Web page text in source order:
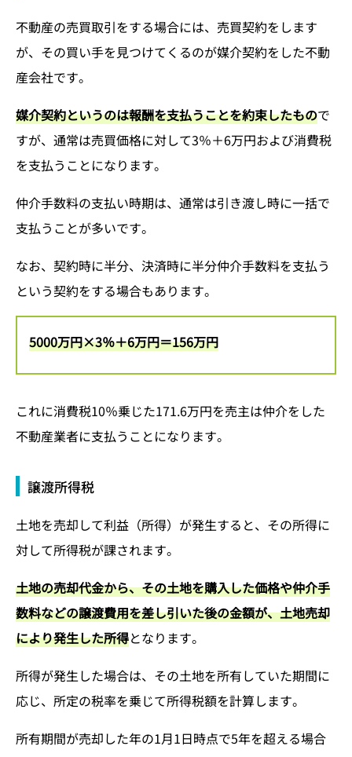
不動産の売買取引をする場合には、売買契約をします
が、その買い手を見つけてくるのが媒介契約をした不動
産会社です。
媒介契約というのは報酬を支払うことを約束したもので
すが、通常は売買価格に対して3％＋6万円および消費税
を支払うことになります。
仲介手数料の支払い時期は、通常は引き渡し時に一括で
支払うことが多いです。
なお、契約時に半分、決済時に半分仲介手数料を支払う
という契約をする場合もあります。
5000万円×3％＋6万円＝156万円
これに消費税10％乗じた171.6万円を売主は仲介をした
不動産業者に支払うことになります。
譲渡所得税
土地を売却して利益（所得）が発生すると、その所得に
対して所得税が課されます。
土地の売却代金から、その土地を購入した価格や仲介手
数料などの譲渡費用を差し引いた後の金額が、土地売却
により発生した所得となります。
所得が発生した場合は、その土地を所有していた期間に
応じ、所定の税率を乗じて所得税額を計算します。
所有期間が売却した年の1月1日時点で5年を超える場合